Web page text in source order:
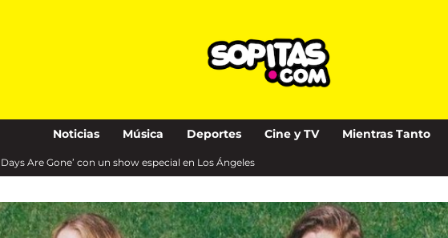
Noticias Música Deportes Cine y TV Mientras Tanto
Are Gone’ con un show especial en Los Ángeles